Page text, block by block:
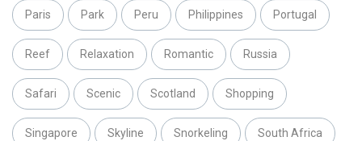
Paris Park Peru Philippines Portugal
Reef Relaxation Romantic Russia
Safari Scenic Scotland Shopping
Singapore Skyline Snorkeling South Africa